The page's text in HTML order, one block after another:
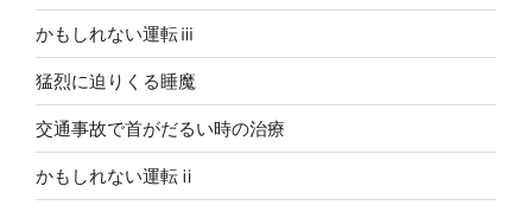
かもしれない運転ⅲ
猛烈に迫りくる睡魔
交通事故で首がだるい時の治療
かもしれない運転ⅱ